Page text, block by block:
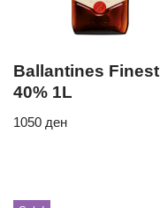
Ballantines Finest
40% 1L
1050 ден